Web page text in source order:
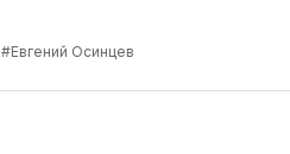
#Евгений Осинцев